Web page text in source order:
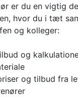
er du en vigtig
hvor du i tæt
og kolleger:
og
og tilbud fra